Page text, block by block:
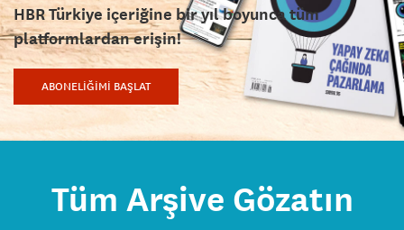
HBR Türkiye içeriğine bir yıl boyunca tüm
platformlardan erişin!
ABONELİĞİMİ BAŞLAT
Tüm Arşive Gözatın